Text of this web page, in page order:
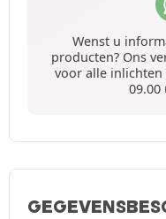
Wenst u
producten? Ons
voor alle inlichten
09.00